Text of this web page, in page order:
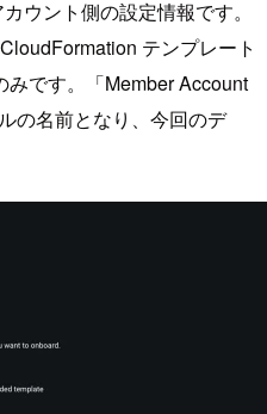
ウント側の設定情報です。
テンプレート
です。「Member Account
の名前となり、今回のデ